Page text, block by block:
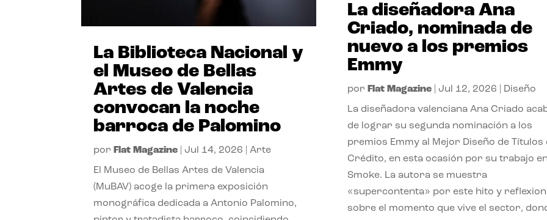
La Biblioteca Nacional y
el Museo de Bellas
Artes de Valencia
convocan la noche
barroca de Palomino
por Flat Magazine Jul 14, 2026 |Arte
El Museo de Bellas Artes de Valencia
(MuBAV) acoge la primera exposición
monográfica dedicada a Antonio Palomino,
La diseñadora Ana
Criado, nominada de
nuevo a los premios
Emmy
por Flat Magazine| Jul 12, 2026 Diseño
La diseñadora valenciana Ana Criado
de lograr su segunda nominación a los
premios Emmy al Mejor Diseño de Títulos
Crédito, en esta ocasión por su trabajo
Smoke. La autora se muestra
«supercontenta» por este hito y
sobre el momento que vive el sector,